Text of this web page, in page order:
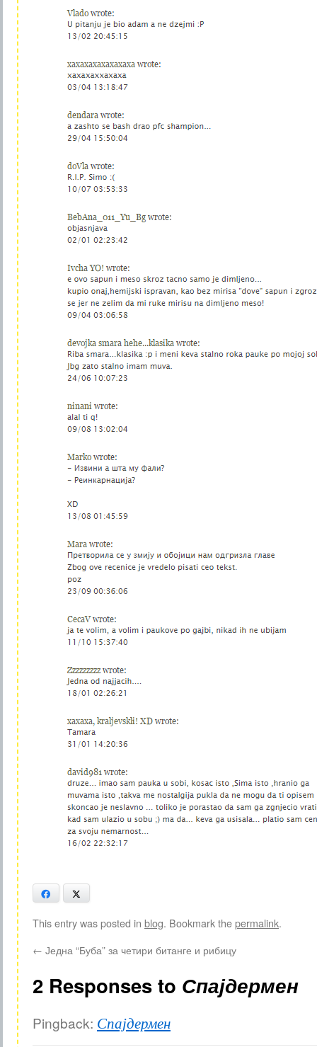
Facebook
This entry was posted in blog. Bookmark thepermalink.
← Једна “Буба” за четири битанге и рибицу
2 Responses to Спајдермен
Pingback: Спајдермен